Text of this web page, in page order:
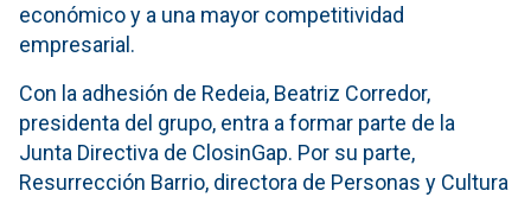
económico y a una mayor competitividad
empresarial.
Con la adhesión de Redeia, Beatriz Corredor,
presidenta del grupo, entra a formar parte de la
Junta Directiva de ClosinGap. Por su parte,
Resurrección Barrio, directora de Personas y Cultura